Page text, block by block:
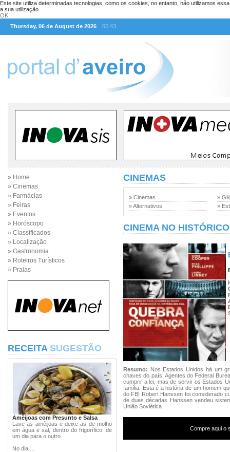
Este site utiliza determinadas tecnologias, como os cookies, no entanto, não utilizamos
a sua utilização.
OK
Thursday, 06 de August de 2026
05:43
» Home
» Cinemas
» Farmácias
» Feiras
» Eventos
» Horóscopo
» Classificados
» Localização
» Gastronomia
» Roteiros Turísticos
» Praias
RECEITA SUGESTÃO
Amêijoas com Presunto e Salsa
Lave as amêijoas e deixe-as de molho
em água e sal, dentro do frigorífico, de
um dia para o outro.
No dia ...
CINEMAS
» Cinemas
» Alternativos
»
»
CINEMA NO HISTÓRICO
Resumo: Nos Estados Unidos há um
chaves do país. Agentes do Federal
cumprir a lei, mas de servir os Estados
família. Esta é a história de um homem
do FBI Robert Hanssen foi considerado
de duas décadas Hanssen vendeu
União Soviética
Compre aqui o